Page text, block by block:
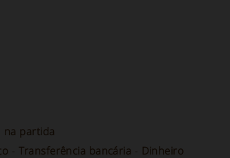
na partida
Transferência bancária
Dinheiro